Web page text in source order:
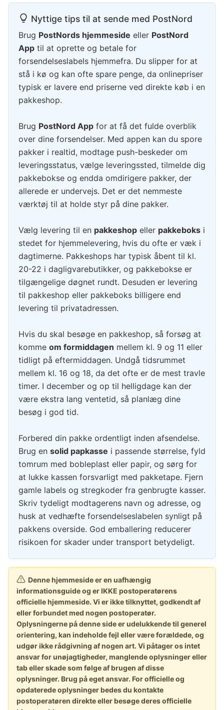
Nyttige tips til at sende med PostNord
Brug PostNords hjemmeside eller PostNord
App til at oprette og betale for
forsendelseslabels hjemmefra. Du slipper for at
stå i kø og kan ofte spare penge, da onlinepriser
typisk er lavere end priserne ved direkte køb i en
pakkeshop.
Brug PostNord App for at få det fulde overblik
over dine forsendelser. Med appen kan du spore
pakker i realtid, modtage push-beskeder om
leveringsstatus, vælge leveringssted, tilmelde dig
pakkebokse og endda omdirigere pakker, der
allerede er undervejs. Det er det nemmeste
værktøj til at holde styr på dine pakker.
Vælg levering til en pakkeshop eller pakkeboks i
stedet for hjemmelevering, hvis du ofte er væk i
dagtimerne. Pakkeshops har typisk åbent til kl.
20-22 i dagligvarebutikker, og pakkebokse er
tilgængelige døgnet rundt. Desuden er levering
til pakkeshop eller pakkeboks billigere end
levering til privatadressen.
Hvis du skal besøge en pakkeshop, så forsøg at
komme om formiddagen mellem kl. 9 og 11 eller
tidligt på eftermiddagen. Undgå tidsrummet
mellem kl. 16 og 18, da det ofte er de mest travle
timer. I december og op til helligdage kan der
være ekstra lang ventetid, så planlæg dine
besøg i god tid.
Forbered din pakke ordentligt inden afsendelse.
Brug en solid papkasse i passende størrelse, fyld
tomrum med bobleplast eller papir, og sørg for
at lukke kassen forsvarligt med pakketape. Fjern
gamle labels og stregkoder fra genbrugte kasser.
Skriv tydeligt modtagerens navn og adresse, og
husk at vedhæfte forsendelseslabelen synligt på
pakkens overside. God emballering reducerer
risikoen for skader under transport betydeligt.
Denne hjemmeside er en uafhængig
informationsguide og er IKKE postoperatørens
officielle hjemmeside. Vi er ikke tilknyttet, godkendt af
eller forbundet med nogen postoperatør.
Oplysningerne på denne side er udelukkende til generel
orientering, kan indeholde fejl eller være forældede, og
udgør ikke rådgivning af nogen art. Vi påtager os intet
ansvar for unøjagtigheder, manglende oplysninger eller
tab eller skade som følge af brugen af disse
oplysninger. Brug på eget ansvar. For officielle og
opdaterede oplysninger bedes du kontakte
postoperatøren direkte eller besøge deres officielle